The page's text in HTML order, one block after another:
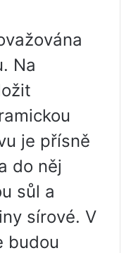
Na
je přísně
do něj
sůl a
sírové. V
budou